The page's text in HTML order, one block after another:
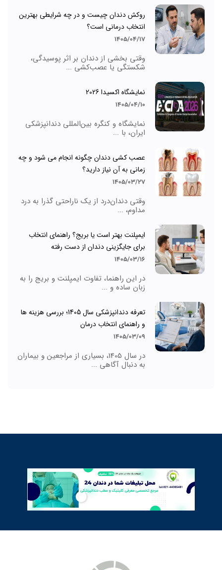
روکش دندان چیست و در چه شرایطی بهترین
انتخاب درمانی است؟
1405/04/17
وقتی بخشی از دندان بر اثر پوسیدگی،
شکستگی یا عصب‌کشی ...
نمایشگاه اکسیدا 2026
1405/04/10
نمایشگاه و کنگره بین‌المللی دندانپزشکی
ایران، با ...
عصب کشی دندان چگونه انجام می شود و چه
زمانی به آن نیاز دارید؟
1405/03/27
وقتی دندان‌درد از یک ناراحتی گذرا به درد
مداوم، ...
ایمپلنت بهتر است یا بریج؟ راهنمای انتخاب
برای جایگزینی دندان از دست رفته
1405/03/16
در این راهنما، تفاوت ایمپلنت و بریج را به
زبان ساده و ...
تعرفه دندانپزشکی سال 1405؛ بررسی هزینه ها
و راهنمای انتخاب درمان
1405/03/09
در سال 1405، بسیاری از مراجعین و بیماران
به دنبال آگاهی ...